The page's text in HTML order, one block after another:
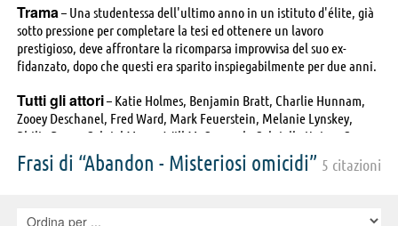
Trama – Una studentessa dell'ultimo anno in un istituto d'élite, già
sotto pressione per completare la tesi ed ottenere un lavoro
prestigioso, deve affrontare la ricomparsa improvvisa del suo ex-
fidanzato, dopo che questi era sparito inspiegabilmente per due anni.
Tutti gli attori– Katie Holmes, Benjamin Bratt, Charlie Hunnam,
Zooey Deschanel, Fred Ward, Mark Feuerstein, Melanie Lynskey,
Philip Bosco, Gabriel Mann, Will McCormack, Gabrielle Union, Greg
Kramer, Gillian Ferrabee, Barry Julien, Tony Goldwyn, Scott
Faulconbridge, Vanessa Petch, Victoria Petch, Kevin Ryder, Rachelle
Frasi di “Abandon - Misteriosi omicidi” 5 citazioni